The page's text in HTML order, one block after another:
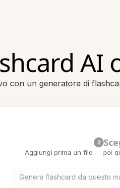
AI
con un generatore di
2
Aggiungi prima un file — poi
Genera flashcard da questo